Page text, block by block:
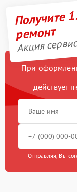
Получите
ремонт
Акция
При
действует
Отправляя, Вы